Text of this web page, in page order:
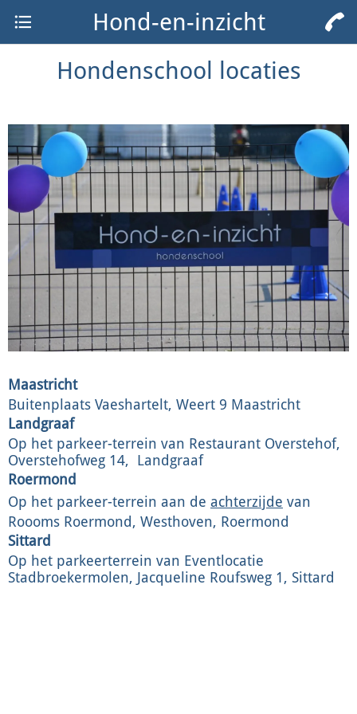
Hond-en-inzicht
Hondenschool locaties
Maastricht
Buitenplaats Vaeshartelt, Weert 9 Maastricht
Landgraaf
Op het parkeer-terrein van Restaurant Overstehof,
Overstehofweg 14, Landgraaf
Roermond
Op het parkeer-terrein aan de achterzijde van
Roooms Roermond, Westhoven, Roermond
Sittard
Op het parkeerterrein van Eventlocatie
Stadbroekermolen, Jacqueline Roufsweg 1, Sittard